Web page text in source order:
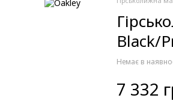
Black/
Немає в
7 332